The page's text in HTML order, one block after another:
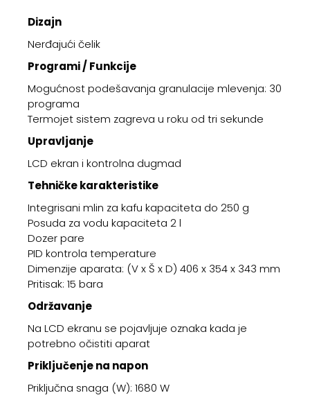
Dizajn
Nerđajući čelik
Programi / Funkcije
Mogućnost podešavanja granulacije mlevenja: 30
programa
Termojet sistem zagreva u roku od tri sekunde
Upravljanje
LCD ekran i kontrolna dugmad
Tehničke karakteristike
Integrisani mlin za kafu kapaciteta do 250 g
Posuda za vodu kapaciteta 2 l
Dozer pare
PID kontrola temperature
Dimenzije aparata: (V x Š x D) 406 x 354 x 343 mm
Pritisak: 15 bara
Održavanje
Na LCD ekranu se pojavljuje oznaka kada je
potrebno očistiti aparat
Priključenje na napon
Priključna snaga (W): 1680 W